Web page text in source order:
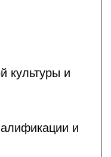
культуры и
и